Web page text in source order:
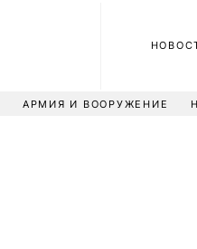
АРМИЯ И ВООРУЖЕНИЕ